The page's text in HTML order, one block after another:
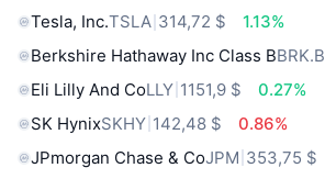
Tesla, Inc.TSLA 314,72 $
1.13%
Berkshire Hathaway Inc Class BBRK.B
Eli Lilly And CoLLY 1151,9 $
0.27%
SK HynixSKHY 142,48 $
0.86%
JPmorgan Chase & CoJPM 353,75 $